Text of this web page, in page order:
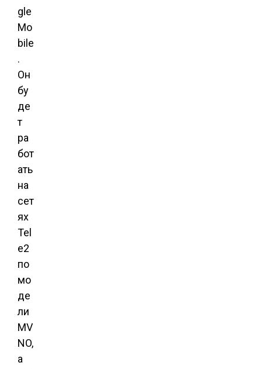
gle
Mo
bile
.
Он
бу
де
т
ра
бот
ать
на
сет
ях
Tel
e2
по
мо
де
ли
MV
NO,
а